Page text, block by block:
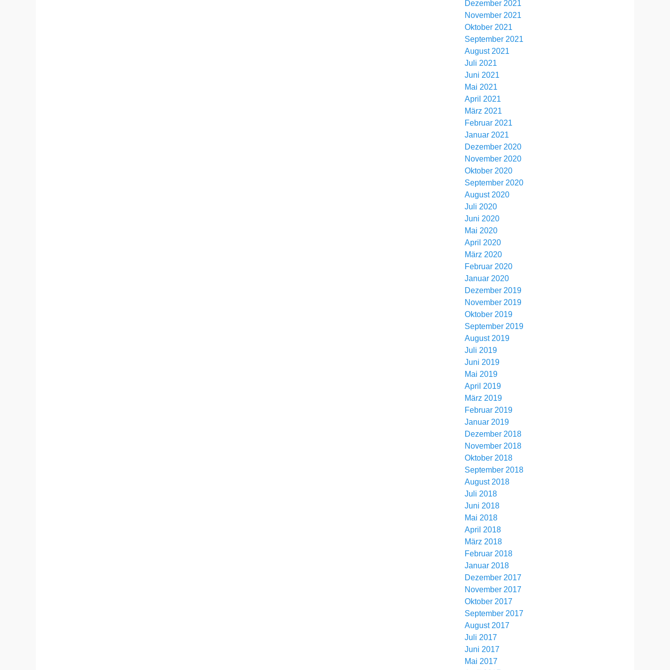
Dezember 2021
November 2021
Oktober 2021
September 2021
August 2021
Juli 2021
Juni 2021
Mai 2021
April 2021
März 2021
Februar 2021
Januar 2021
Dezember 2020
November 2020
Oktober 2020
September 2020
August 2020
Juli 2020
Juni 2020
Mai 2020
April 2020
März 2020
Februar 2020
Januar 2020
Dezember 2019
November 2019
Oktober 2019
September 2019
August 2019
Juli 2019
Juni 2019
Mai 2019
April 2019
März 2019
Februar 2019
Januar 2019
Dezember 2018
November 2018
Oktober 2018
September 2018
August 2018
Juli 2018
Juni 2018
Mai 2018
April 2018
März 2018
Februar 2018
Januar 2018
Dezember 2017
November 2017
Oktober 2017
September 2017
August 2017
Juli 2017
Juni 2017
Mai 2017